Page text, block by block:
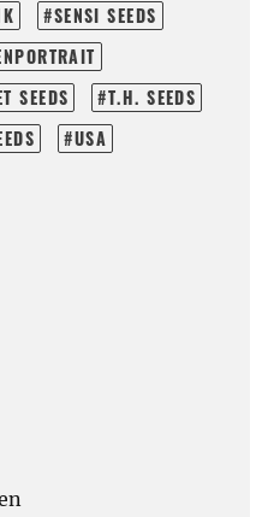
SENSI SEEDS
SEEDS
T.H. SEEDS
USA